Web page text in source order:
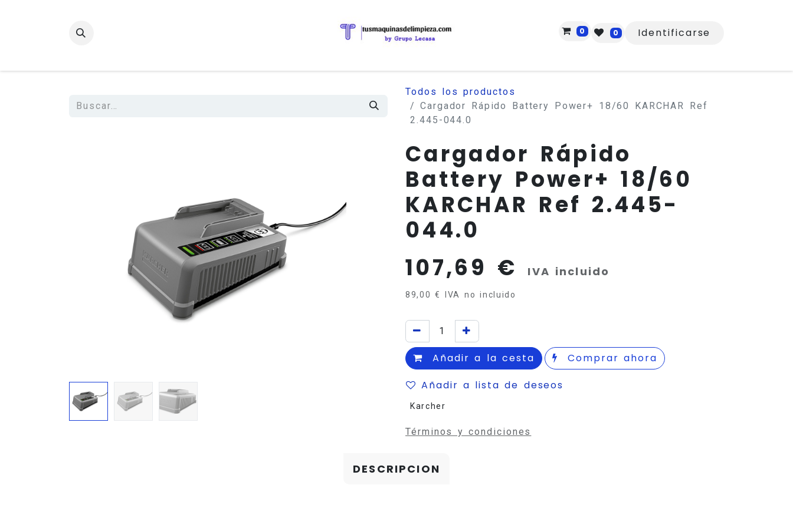
0 0 Identificarse
Todos los productos
Cargador Rápido Battery Power+ 18/60 KARCHAR Ref
2.445-044.0
Cargador Rápido
Battery Power+ 18/60
KARCHAR Ref 2.445-
044.0
107,69 € IVA incluido
89,00 € IVA no incluido
Añadir a la cesta
Comprar ahora
Añadir a lista de deseos
Karcher
Términos y condiciones
DESCRIPCION